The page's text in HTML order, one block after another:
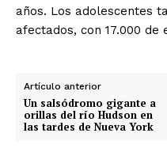
años. Los adolescentes
afectados, con 17.000 de
Artículo anterior
Un salsódromo gigante a
orillas del río Hudson en
las tardes de Nueva York